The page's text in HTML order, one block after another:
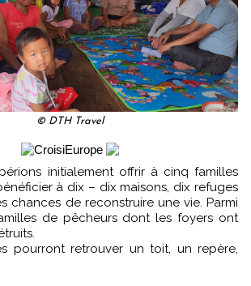
© DTH Travel
à dix – dix maisons, dix refuges
chances de reconstruire une vie. Parmi
de pêcheurs dont les foyers ont
pourront retrouver un toit, un repère,